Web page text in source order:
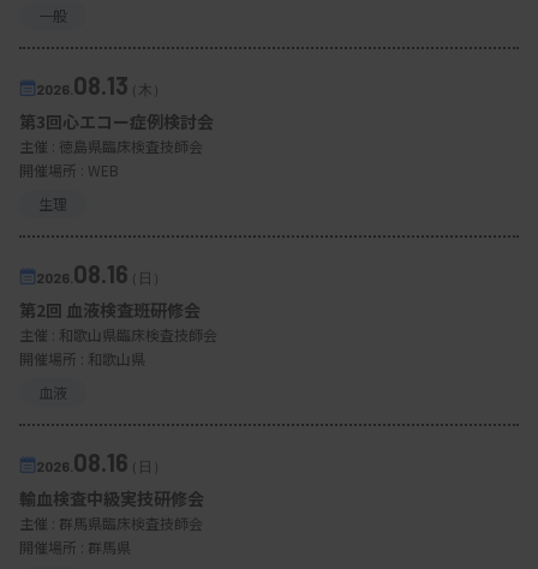
一般
2026. 08.13（木）
第3回心エコー症例検討会
主催 : 徳島県臨床検査技師会
開催場所 : WEB
生理
2026. 08.16（日）
第2回 血液検査班研修会
主催 : 和歌山県臨床検査技師会
開催場所 : 和歌山県
血液
2026. 08.16（日）
輸血検査中級実技研修会
主催 : 群馬県臨床検査技師会
開催場所 : 群馬県